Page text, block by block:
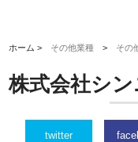
ホーム > その他業種 > その
株式会社シ
twitter